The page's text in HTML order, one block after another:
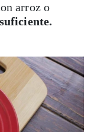
arroz o